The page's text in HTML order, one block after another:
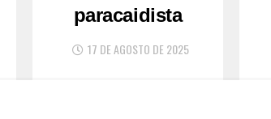
paracaidista
17 DE AGOSTO DE 2025